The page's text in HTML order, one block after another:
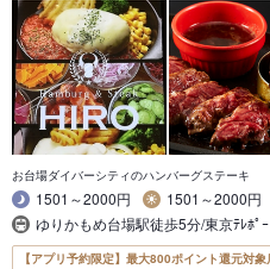
お台場ダイバーシティのハンバーグステーキ
1501～2000円
1501～2000円
ゆりかもめ台場駅徒歩5分/東京ﾃﾚﾎﾟ
【アプリ予約限定】最大800ポイント還元対象